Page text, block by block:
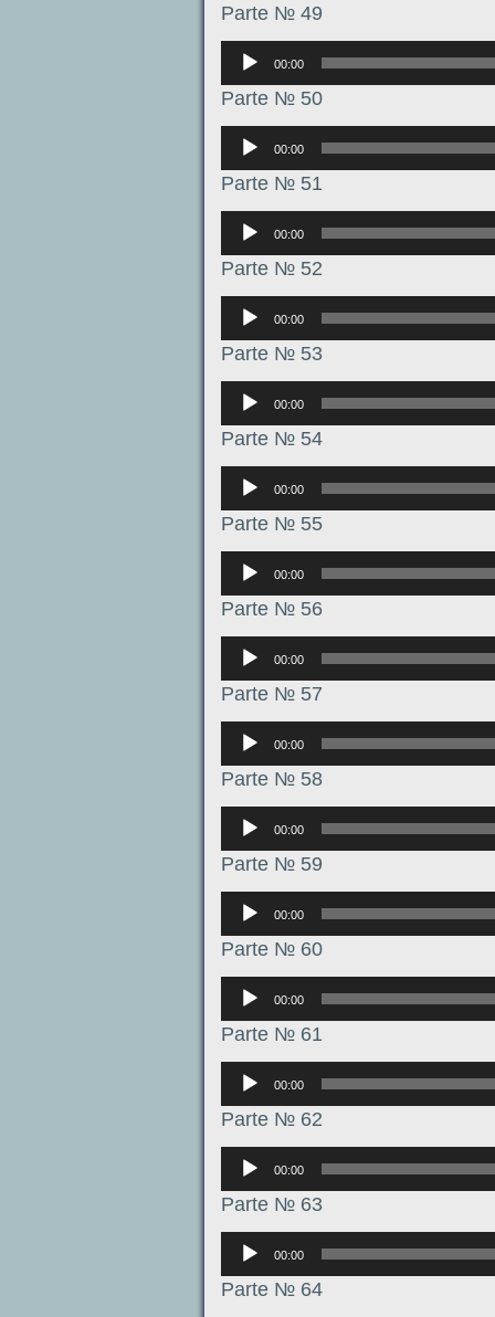
Parte № 49
Аудиоплеер
00:00
Parte № 50
Аудиоплеер
00:00
Parte № 51
Аудиоплеер
00:00
Parte № 52
Аудиоплеер
00:00
Parte № 53
Аудиоплеер
00:00
Parte № 54
Аудиоплеер
00:00
Parte № 55
Аудиоплеер
00:00
Parte № 56
Аудиоплеер
00:00
Parte № 57
Аудиоплеер
00:00
Parte № 58
Аудиоплеер
00:00
Parte № 59
Аудиоплеер
00:00
Parte № 60
Аудиоплеер
00:00
Parte № 61
Аудиоплеер
00:00
Parte № 62
Аудиоплеер
00:00
Parte № 63
Аудиоплеер
00:00
Parte № 64